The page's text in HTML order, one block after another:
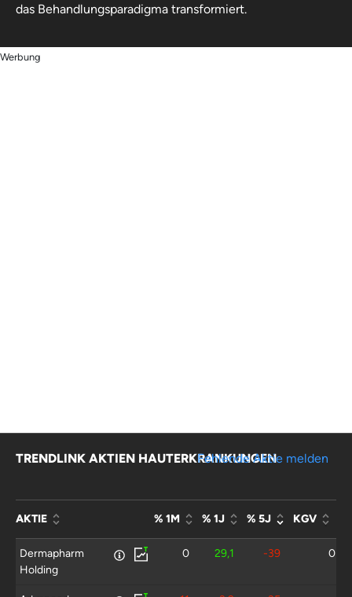
das Behandlungsparadigma transformiert.
Werbung
TRENDLINK AKTIEN HAUTERKRANKUNGEN
Fehlende Aktie melden
AKTIE % 1M % 1J % 5J KGV
Dermapharm
Holding
0 29,1 -39 0